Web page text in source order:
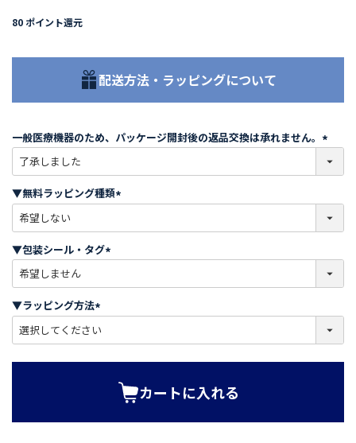
80 ポイント還元
配送方法・ラッピングについて
一般医療機器のため、パッケージ開封後の返品交換は承れません。
必
)
▼無料ラッピング種類
必
)
▼包装シール・タグ
必
)
▼ラッピング方法
必
カートに入れる